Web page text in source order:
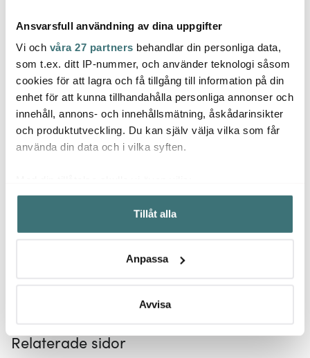
Ansvarsfull användning av dina uppgifter
Vi och våra 27 partners behandlar din personliga data,
som t.ex. ditt IP-nummer, och använder teknologi såsom
cookies för att lagra och få tillgång till information på din
enhet för att kunna tillhandahålla personliga annonser och
innehåll, annons- och innehållsmätning, åskådarinsikter
och produktutveckling. Du kan själv välja vilka som får
använda din data och i vilka syften.
Samla in information om din geografiska plats som
kan ha en noggrannhet på upp till flera meter
Identifiera din enhet genom att aktivt skanna den för
Ta reda på mer om hur dina personliga uppgifter
Du kan ändra eller dra tillbaka ditt samtycke när som
Vi använder cookies för att innehållet och annonserna
Tillåt alla
Anpassa
Avvisa
Aida
Harvey Cocktailglas 26
cl 4-pack
249 kr
Aida
Skärbräda 40x26 cm
akacia
549 kr
Aida
Raw
Låt dig inspireras av våra kunder
Relaterade sidor